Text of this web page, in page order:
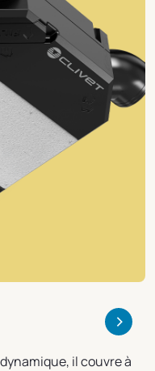
>
il couvre à